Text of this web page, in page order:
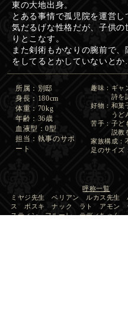
東の大地出身。
とある事情で孤児院を運営し
気だるげな性格だが、子供の
りとこなす。
また剣術もかなりの腕前で、
をしてるとかしていないとか
所属：別邸
身長：180cm
体重：70kg
年齢：36歳
血液型：0型
担当：執事のサポ
ート
趣味：ギャ
詩を詠
好物：和菓
うど
苦手：子ど
説教を
家族構成：
足のサイズ
呼称一覧
ミヤジ先生 ベリアン ルカス先生
ス ボスキ ナック ラト アモン
スティン フルーレ テディちゃ